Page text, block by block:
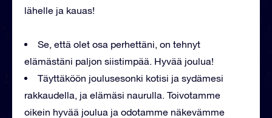
lähelle ja kauas!
Se, että olet osa perhettäni, on tehnyt
elämästäni paljon siistimpää. Hyvää joulua!
Täyttäköön joulusesonki kotisi ja sydämesi
rakkaudella, ja elämäsi naurulla. Toivotamme
oikein hyvää joulua ja odotamme näkevämme